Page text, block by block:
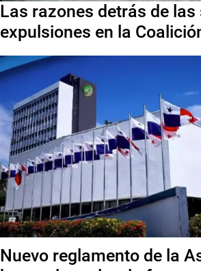
Las razones detrás de las
expulsiones en la
Nuevo reglamento de la